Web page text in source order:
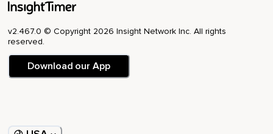
En medio de una intensa práctica de meditación,
Me invadieron un montón de pensamientos así,
Empecé,
v2.467.0 © Copyright 2026 Insight Network Inc. All rights
reserved.
Download our App